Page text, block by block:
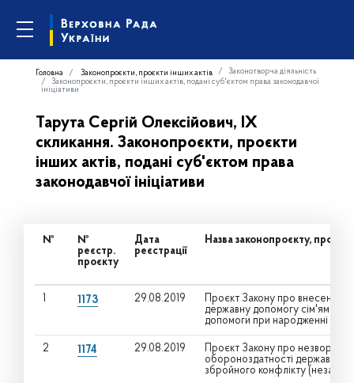
Головна Законопроєкти, проєкти інших актів
Законотворча діяльність
Законопроєкти, проєкти інших актів, подані суб'єктом права законодавчої
ініціативи
Тарута Сергій Олексійович, IX
скликання. Законопроєкти, проєкти
інших актів, подані суб'єктом права
законодавчої ініціативи
№
№
реєстр.
проєкту
Дата
реєстрації
Назва законопроєкту,
1 1173 29.08.2019
Проєкт Закону про внесення
державну допомогу сім'ям з
допомоги при народженні
2 1174 29.08.2019
Проєкт Закону про
обороноздатності держави в
збройного конфлікту